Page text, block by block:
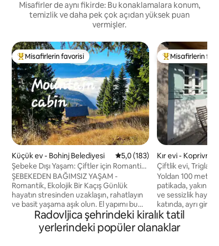
Misafirler de aynı fikirde: Bu konaklamalara konum,
temizlik ve daha pek çok açıdan yüksek puan
vermişler.
Misafirlerin favorilerinden en beğenilenler arasında
Misafirlerin favorisi
Küçük ev - Bohinj Belediyesi 5 üzerinden ortalama 5,0
5,0 (183)
Şebeke Dışı Yaşam: Çiftler için Romantik
Bir Eko Kaçamak
ŞEBEKEDEN BAĞIMSIZ YAŞAM -
Romantik, Ekolojik Bir Kaçış Günlük
hayatın stresinden uzaklaşın, rahatlayın
ve basit yaşama aşık olun. El yapımı bu
kulübe, 1,5 dönümlük özel bir arazi
üzerinde yer alıyor ve sizi yavaşlamaya
davet ediyor. Şebeke dışı yaşamın
Misafirlerin
Misafirlerin
Kır evi - Koprivnik
Çiftlik evi, Triglav
Yoldan 100 metre
patikada, yakın
ve sessizlik hayal
katında, ayrı
etrafındaki
manzaralar
doğuşu, gölgeli
Radovljica şehrindeki kiralık tatil
yerlerindeki popüler olanaklar